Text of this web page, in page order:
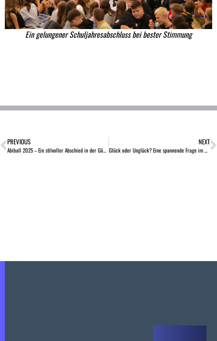
Ein gelungener Schuljahresabschluss bei bester Stimmung
PREVIOUS
Abiball 2025 – Ein stilvoller Abschied in der Göppinger Stadthalle
NEXT
Glück oder Unglück? Eine spannende Frage im Hogy-Gottesdienst zum Schuljahresanfang